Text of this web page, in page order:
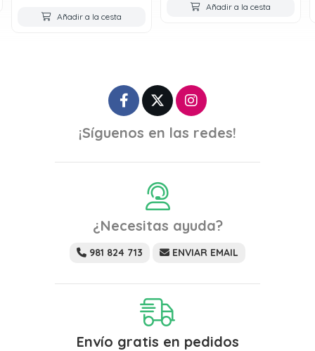
Añadir a la cesta
Añadir a la cesta
¡Síguenos en las redes!
¿Necesitas ayuda?
981 824 713 ENVIAR EMAIL
Envío gratis en pedidos